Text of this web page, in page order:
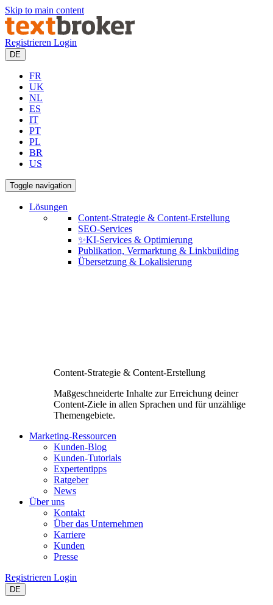
Skip to main content
Registrieren Login
DE
FR
UK
NL
ES
IT
PT
PL
BR
US
Toggle navigation
Lösungen
Content-Strategie & Content-Erstellung
SEO-Services
✨KI-Services & Optimierung
Publikation, Vermarktung & Linkbuilding
Übersetzung & Lokalisierung
Content-Strategie & Content-Erstellung
Maßgeschneiderte Inhalte zur Erreichung deiner
Content-Ziele in allen Sprachen und für unzählige
Themengebiete.
Marketing-Ressourcen
Kunden-Blog
Kunden-Tutorials
Expertentipps
Ratgeber
News
Über uns
Kontakt
Über das Unternehmen
Karriere
Kunden
Presse
Registrieren Login
DE